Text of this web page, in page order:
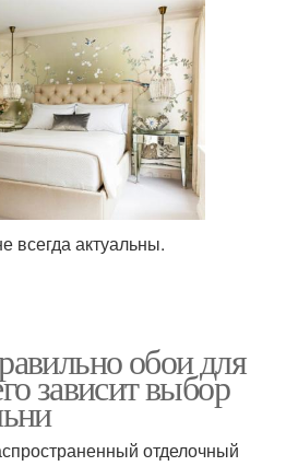
всегда актуальны.
обои для
зависит выбор
отделочный